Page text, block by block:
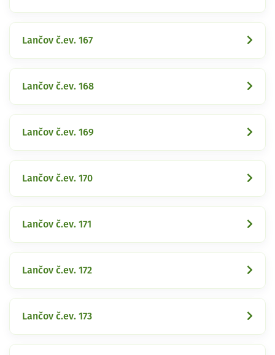
Lančov č.ev. 167
Lančov č.ev. 168
Lančov č.ev. 169
Lančov č.ev. 170
Lančov č.ev. 171
Lančov č.ev. 172
Lančov č.ev. 173